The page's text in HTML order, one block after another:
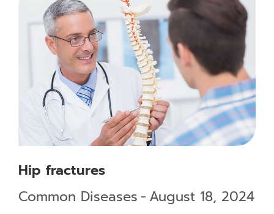
Hip fractures
Common Diseases
August 18, 2024